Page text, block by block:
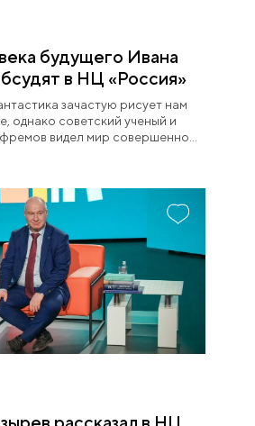
будущего Ивана
в НЦ «Россия»
зачастую рисует нам
однако советский ученый и
видел мир совершенно